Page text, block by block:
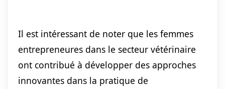
Il est intéressant de noter que les femmes
entrepreneures dans le secteur vétérinaire
ont contribué à développer des approches
innovantes dans la pratique de